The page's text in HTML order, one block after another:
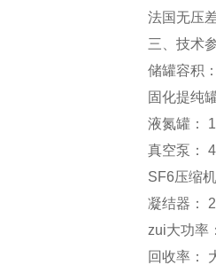
法国无压
三、技术
储罐容积
固化提纯
液氮罐：
真空泵：
SF6压缩
凝结器：
zui大功率
回收率：